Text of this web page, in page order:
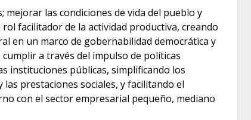
las condiciones de vida del pueblo y
facilitador de la actividad productiva, creando
en un marco de gobernabilidad democrática y
a través del impulso de políticas
instituciones públicas, simplificando los
prestaciones sociales, y facilitando el
con el sector empresarial pequeño, mediano